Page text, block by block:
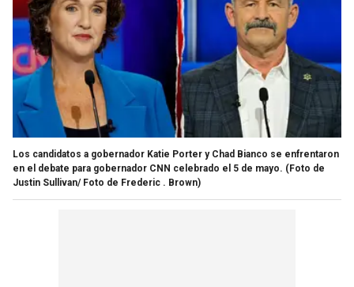
Los candidatos a gobernador Katie Porter y Chad Bianco se enfrentaron
en el debate para gobernador CNN celebrado el 5 de mayo. (Foto de
Justin Sullivan/ Foto de Frederic . Brown)